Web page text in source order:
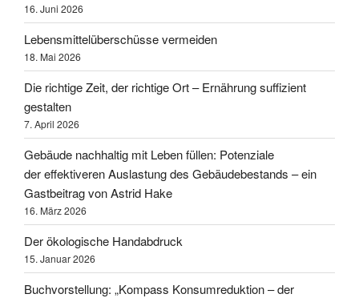
16. Juni 2026
Lebensmittelüberschüsse vermeiden
18. Mai 2026
Die richtige Zeit, der richtige Ort – Ernährung suffizient
gestalten
7. April 2026
Gebäude nachhaltig mit Leben füllen: Potenziale
der effektiveren Auslastung des Gebäudebestands – ein
Gastbeitrag von Astrid Hake
16. März 2026
Der ökologische Handabdruck
15. Januar 2026
Buchvorstellung: „Kompass Konsumreduktion – der